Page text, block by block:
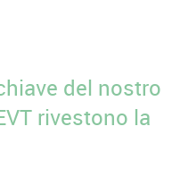
del nostro
rivestono la